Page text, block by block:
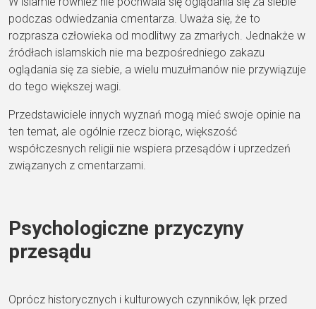
podczas odwiedzania cmentarza. Uważa się, że to
rozprasza człowieka od modlitwy za zmarłych. Jednakże w
źródłach islamskich nie ma bezpośredniego zakazu
oglądania się za siebie, a wielu muzułmanów nie przywiązuje
do tego większej wagi.
Przedstawiciele innych wyznań mogą mieć swoje opinie na
ten temat, ale ogólnie rzecz biorąc, większość
współczesnych religii nie wspiera przesądów i uprzedzeń
związanych z cmentarzami.
Psychologiczne przyczyny
przesądu
Oprócz historycznych i kulturowych czynników, lęk przed